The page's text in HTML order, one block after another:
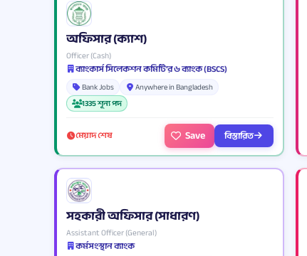
অফিসার (ক্যাশ)
Officer (Cash)
ব্যাংকার্স সিলেকশন কমিটি'র ৬ ব্যাংক (BSCS)
Bank Jobs
Anywhere in Bangladesh
1335 শূন্য পদ
মেয়াদ শেষ Save বিস্তারিত
সহকারী অফিসার (সাধারণ)
Assistant Officer (General)
কর্মসংস্থান ব্যাংক